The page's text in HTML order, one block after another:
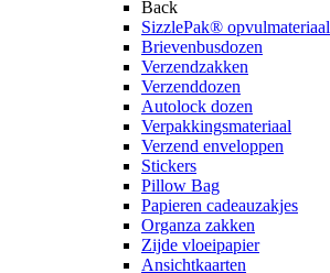
Back
SizzlePak® opvulmateriaal
Brievenbusdozen
Verzendzakken
Verzenddozen
Autolock dozen
Verpakkingsmateriaal
Verzend enveloppen
Stickers
Pillow Bag
Papieren cadeauzakjes
Organza zakken
Zijde vloeipapier
Ansichtkaarten